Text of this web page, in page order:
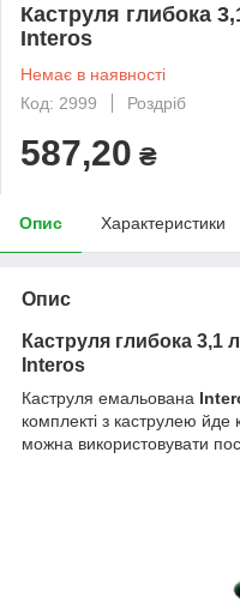
Каструля глибока
Interos
Немає в наявності
Код: 2999
Роздріб
587,20 ₴
Опис Характеристики
Опис
Каструля глибока 3,1
Interos
Каструля емальована
комплекті з каструлею
можна використовувати